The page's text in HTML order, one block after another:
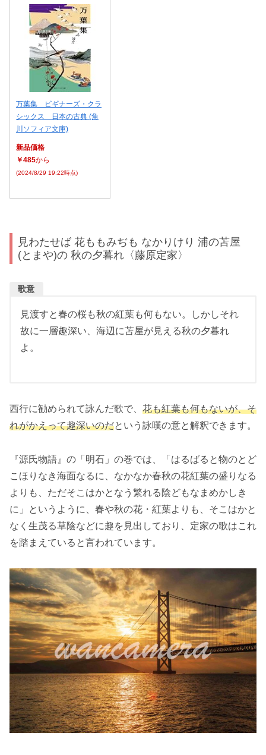
万葉集 ビギナーズ・クラ
シックス 日本の古典 (角
川ソフィア文庫)
新品価格
￥485から
(2024/8/29 19:22時点)
見わたせば 花ももみぢも なかりけり 浦の苫屋
(とまや)の 秋の夕暮れ〈藤原定家〉
歌意
見渡すと春の桜も秋の紅葉も何もない。しかしそれ
故に一層趣深い、海辺に苫屋が見える秋の夕暮れ
よ。
西行に勧められて詠んだ歌で、 花も紅葉も何もないが、そ
れがかえって趣深いのだという詠嘆の意と解釈できます。
『源氏物語』の「明石」の巻では、「はるばると物のとど
こほりなき海面なるに、なかなか春秋の花紅葉の盛りなる
よりも、ただそこはかとなう繁れる陰どもなまめかしき
に」というように、春や秋の花・紅葉よりも、そこはかと
なく生茂る草陰などに趣を見出しており、定家の歌はこれ
を踏まえていると言われています。